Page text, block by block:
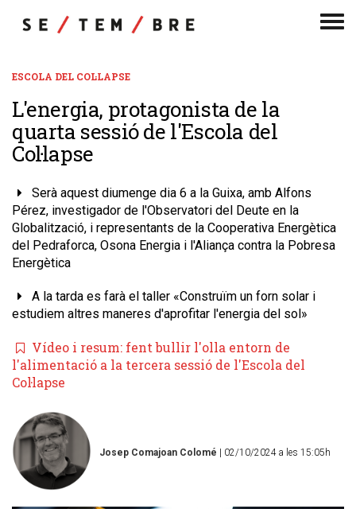
ESCOLA DEL COL·LAPSE
L'energia, protagonista de la
quarta sessió de l'Escola del
Col·lapse
Serà aquest diumenge dia 6 a la Guixa, amb Alfons
Pérez, investigador de l'Observatori del Deute en la
Globalització, i representants de la Cooperativa Energètica
del Pedraforca, Osona Energia i l'Aliança contra la Pobresa
Energètica
A la tarda es farà el taller «Construïm un forn solar i
estudiem altres maneres d'aprofitar l'energia del sol»
Vídeo i resum: fent bullir l'olla entorn de
l'alimentació a la tercera sessió de l'Escola del
Col·lapse
Josep Comajoan Colomé | 02/10/2024 a les 15:05h